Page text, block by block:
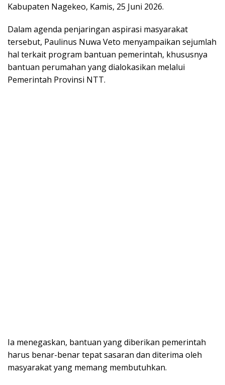
Kabupaten Nagekeo, Kamis, 25 Juni 2026.
Dalam agenda penjaringan aspirasi masyarakat
tersebut, Paulinus Nuwa Veto menyampaikan sejumlah
hal terkait program bantuan pemerintah, khususnya
bantuan perumahan yang dialokasikan melalui
Pemerintah Provinsi NTT.
Ia menegaskan, bantuan yang diberikan pemerintah
harus benar-benar tepat sasaran dan diterima oleh
masyarakat yang memang membutuhkan.